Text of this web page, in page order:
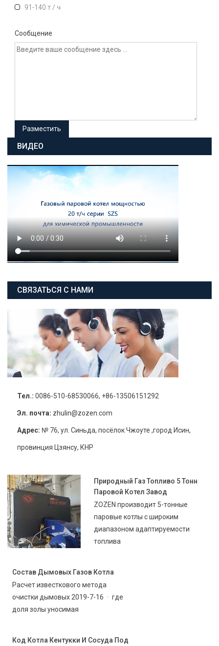
91-140 т / ч
Сообщение
ВИДЕО
СВЯЗАТЬСЯ С НАМИ
Тел.: 0086-510-68530066, +86-13506151292
Эл. почта: zhulin@zozen.com
Адрес: № 76, ул. Синьда, посёлок Чжоуте ,город Исин,
провинция Цзянсу, КНР
Природный Газ Топливо 5 Тонн
Паровой Котел Завод
ZOZEN производит 5-тонные
паровые котлы с широким
диапазоном адаптируемости
топлива
Состав Дымовых Газов Котла
Расчет известкового метода
очистки дымовых 2019-7-16 · где
доля золы уносимая
Код Котла Кентукки И Сосуда Под